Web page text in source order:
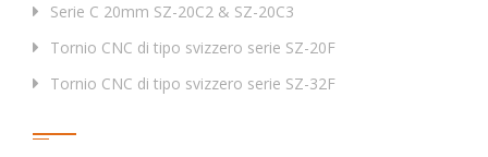
Serie C 20mm SZ-20C2 & SZ-20C3
Tornio CNC di tipo svizzero serie SZ-20F
Tornio CNC di tipo svizzero serie SZ-32F